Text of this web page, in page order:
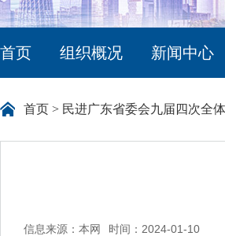
首页 组织概况 新闻中心
首页 > 民进广东省委会九届四次全
信息来源：本网 时间：2024-01-10